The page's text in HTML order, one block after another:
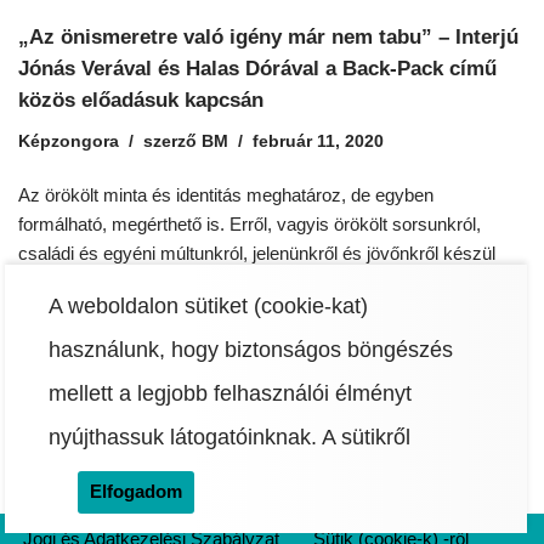
A weboldalon sütiket (cookie-kat)
használunk, hogy biztonságos böngészés
mellett a legjobb felhasználói élményt
nyújthassuk látogatóinknak.A sütikről
Elfogadom
„Az önismeretre való igény már nem tabu” – Interjú
Jónás Verával és Halas Dórával a Back-Pack című
közös előadásuk kapcsán
Képzongora szerző BM február 11, 2020
Az örökölt minta és identitás meghatároz, de egyben
formálható, megérthető is. Erről, vagyis örökölt sorsunkról,
családi és egyéni múltunkról, jelenünkről és jövőnkről készül
címmel – Jónás Vera énekes-dalszerző és Halas Dóra, a
Soharóza kórus vezetője.
Jogi és Adatkezelési Szabályzat Sütik (cookie-k) -ről